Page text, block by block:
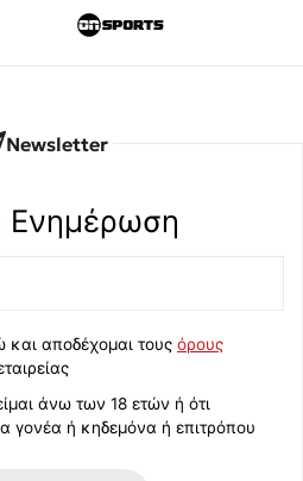
Newsletter
Eνημέρωση
αποδέχομαι τους όρους
άνω των 18 ετών ή ότι
γονέα ή κηδεμόνα ή επιτρόπου